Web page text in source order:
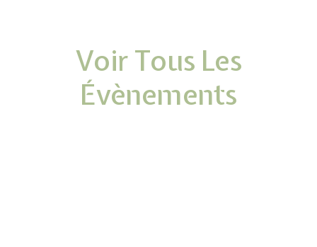
Voir Tous Les
Évènements